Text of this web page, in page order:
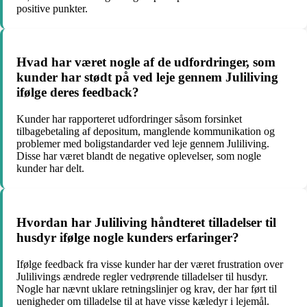
positive punkter.
Hvad har været nogle af de udfordringer, som
kunder har stødt på ved leje gennem Juliliving
ifølge deres feedback?
Kunder har rapporteret udfordringer såsom forsinket
tilbagebetaling af depositum, manglende kommunikation og
problemer med boligstandarder ved leje gennem Juliliving.
Disse har været blandt de negative oplevelser, som nogle
kunder har delt.
Hvordan har Juliliving håndteret tilladelser til
husdyr ifølge nogle kunders erfaringer?
Ifølge feedback fra visse kunder har der været frustration over
Julilivings ændrede regler vedrørende tilladelser til husdyr.
Nogle har nævnt uklare retningslinjer og krav, der har ført til
uenigheder om tilladelse til at have visse kæledyr i lejemål.